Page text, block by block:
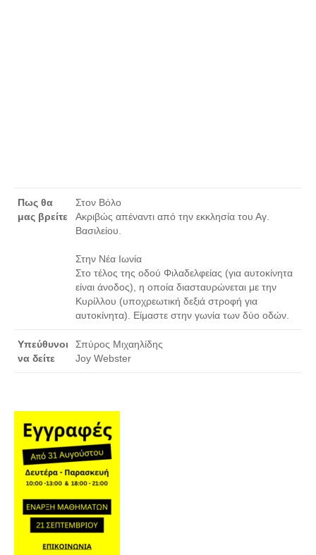
Πως θα
μας βρείτε
Στον Βόλο
Ακριβώς απέναντι από την εκκλησία του Αγ.
Βασιλείου.
Στην Νέα Ιωνία
Στο τέλος της οδού Φιλαδελφείας (για αυτοκίνητα
είναι άνοδος), η οποία διασταυρώνεται με την
Κυρίλλου (υποχρεωτική δεξιά στροφή για
αυτοκίνητα). Είμαστε στην γωνία των δύο οδών.
Υπεύθυνοι
να δείτε
Σπύρος Μιχαηλίδης
Joy Webster